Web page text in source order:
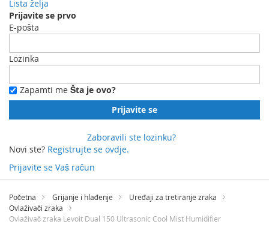
Lista želja
Prijavite se prvo
E-pošta
Lozinka
Zapamti me Šta je ovo?
Prijavite se
Zaboravili ste lozinku?
Novi ste? Registrujte se ovdje.
Prijavite se Vaš račun
Preskočite
sadržaj
Početna Grijanje i hlađenje
Uređaji za tretiranje zraka
Ovlaživači zraka
Ovlaživač zraka Levoit Dual 150 Ultrasonic Cool Mist Humidifier